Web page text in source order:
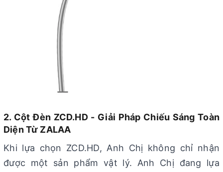
2. Cột Đèn ZCD.HD - Giải Pháp Chiếu Sáng Toàn
Diện Từ ZALAA
Khi lựa chọn ZCD.HD, Anh Chị không chỉ nhận
được một sản phẩm vật lý. Anh Chị đang lựa